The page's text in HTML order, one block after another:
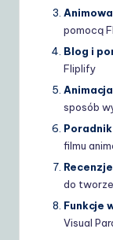
pomocą
Blog i
Fliplify
sposób
filmu
do
Funkcje
Visual